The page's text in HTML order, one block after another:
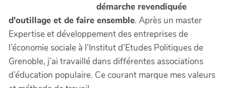
démarche revendiquée
d'outillage et de faire ensemble. Après un master
Expertise et développement des entreprises de
l’économie sociale à l’Institut d’Etudes Politiques de
Grenoble, j’ai travaillé dans différentes associations
d’éducation populaire. Ce courant marque mes valeurs